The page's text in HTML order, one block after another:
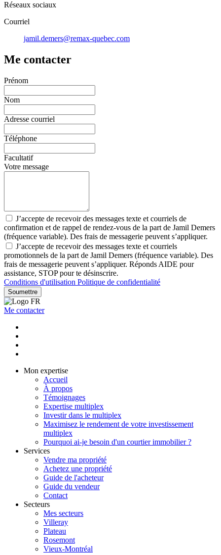
Réseaux sociaux
Courriel
jamil.demers@remax-quebec.com
Me contacter
Prénom
Nom
Adresse courriel
Téléphone
Facultatif
Votre message
J’accepte de recevoir des messages texte et courriels de
confirmation et de rappel de rendez-vous de la part de Jamil Demers
(fréquence variable). Des frais de messagerie peuvent s’appliquer.
J’accepte de recevoir des messages texte et courriels
promotionnels de la part de Jamil Demers (fréquence variable). Des
frais de messagerie peuvent s’appliquer. Réponds AIDE pour
assistance, STOP pour te désinscrire.
Conditions d'utilisation Politique de confidentialité
Soumettre
Me contacter
Mon expertise
Accueil
À propos
Témoignages
Expertise multiplex
Investir dans le multiplex
Maximisez le rendement de votre investissement
multiplex
Pourquoi ai-je besoin d'un courtier immobilier ?
Services
Vendre ma propriété
Achetez une propriété
Guide de l'acheteur
Guide du vendeur
Contact
Secteurs
Mes secteurs
Villeray
Plateau
Rosemont
Vieux-Montréal